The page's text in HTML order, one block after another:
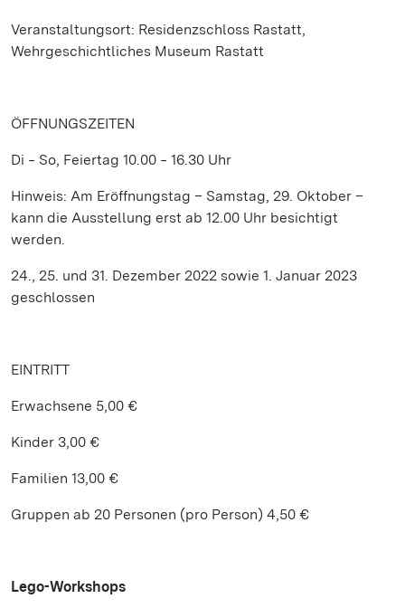
Veranstaltungsort: Residenzschloss Rastatt,
Wehrgeschichtliches Museum Rastatt
ÖFFNUNGSZEITEN
Di ‒ So, Feiertag 10.00 ‒ 16.30 Uhr
Hinweis: Am Eröffnungstag – Samstag, 29. Oktober –
kann die Ausstellung erst ab 12.00 Uhr besichtigt
werden.
24., 25. und 31. Dezember 2022 sowie 1. Januar 2023
geschlossen
EINTRITT
Erwachsene 5,00 €
Kinder 3,00 €
Familien 13,00 €
Gruppen ab 20 Personen (pro Person) 4,50 €
Lego-Workshops